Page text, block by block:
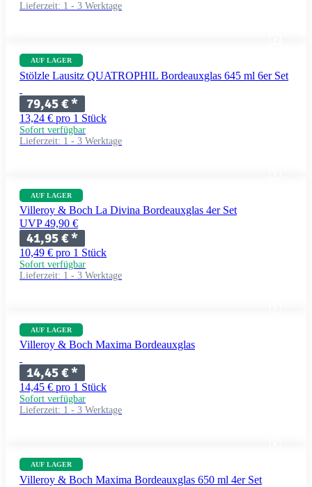
Lieferzeit: 1 - 3 Werktage
AUF LAGER
Stölzle Lausitz QUATROPHIL Bordeauxglas 645 ml 6er Set
79,45 €*
13,24 € pro 1 Stück
Sofort verfügbar
Lieferzeit: 1 - 3 Werktage
AUF LAGER
Villeroy & Boch La Divina Bordeauxglas 4er Set
UVP 49,90 €
41,95 €*
10,49 € pro 1 Stück
Sofort verfügbar
Lieferzeit: 1 - 3 Werktage
AUF LAGER
Villeroy & Boch Maxima Bordeauxglas
14,45 €*
14,45 € pro 1 Stück
Sofort verfügbar
Lieferzeit: 1 - 3 Werktage
AUF LAGER
Villeroy & Boch Maxima Bordeauxglas 650 ml 4er Set